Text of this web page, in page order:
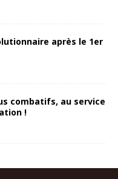
après le 1er
combatifs, au service
!